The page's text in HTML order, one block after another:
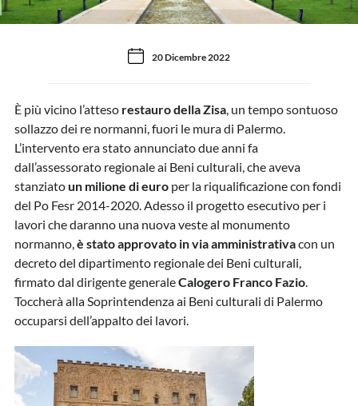
20 Dicembre 2022
È più vicino l’atteso restauro della Zisa, un tempo sontuoso
sollazzo dei re normanni, fuori le mura di Palermo.
L’intervento era stato annunciato due anni fa
dall’assessorato regionale ai Beni culturali, che aveva
stanziatoun milione di europer la riqualificazione con fondi
del Po Fesr 2014-2020. Adesso il progetto esecutivo per i
lavori che daranno una nuova veste al monumento
normanno,è stato approvato in via amministrativacon un
decreto del dipartimento regionale dei Beni culturali,
firmato dal dirigente generaleCalogero Franco Fazio.
Toccherà alla Soprintendenza ai Beni culturali di Palermo
occuparsi dell’appalto dei lavori.